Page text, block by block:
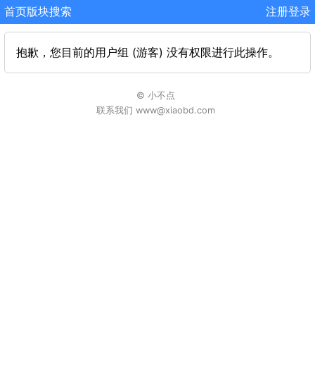
首页版块搜索 注册登录
抱歉，您目前的用户组 (游客) 没有权限进行此操作。
© 小不点
联系我们 www@xiaobd.com